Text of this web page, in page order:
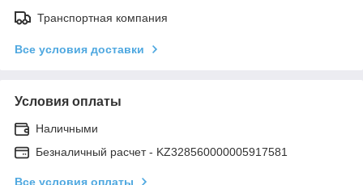
Транспортная компания
Все условия доставки
Условия оплаты
Наличными
Безналичный расчет - KZ328560000005917581
Все условия оплаты